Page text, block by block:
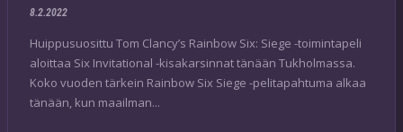
8.2.2022
Huippusuosittu Tom Clancy’s Rainbow Six: Siege -toimintapeli
aloittaa Six Invitational -kisakarsinnat tänään Tukholmassa.
Koko vuoden tärkein Rainbow Six Siege -pelitapahtuma alkaa
tänään, kun maailman...